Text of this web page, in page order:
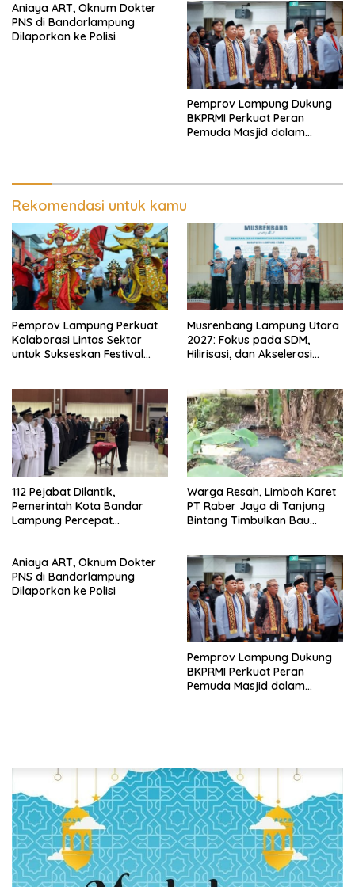
Kesehatan
Aniaya ART, Oknum Dokter
PNS di Bandarlampung
Dilaporkan ke Polisi
Pemprov Lampung Dukung
BKPRMI Perkuat Peran
Pemuda Masjid dalam
Rekomendasi untuk kamu
Pemprov Lampung Perkuat
Kolaborasi Lintas Sektor
untuk Sukseskan Festival
Musrenbang Lampung Utara
2027: Fokus pada SDM,
Hilirisasi, dan Akselerasi
112 Pejabat Dilantik,
Pemerintah Kota Bandar
Lampung Percepat
Kesehatan
Warga Resah, Limbah Karet
PT Raber Jaya di Tanjung
Bintang Timbulkan Bau
Aniaya ART, Oknum Dokter
PNS di Bandarlampung
Dilaporkan ke Polisi
Pemprov Lampung Dukung
BKPRMI Perkuat Peran
Pemuda Masjid dalam